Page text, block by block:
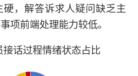
，解答诉求人疑问缺乏主
项前端处理能力较低。
接话过程情绪状态占比